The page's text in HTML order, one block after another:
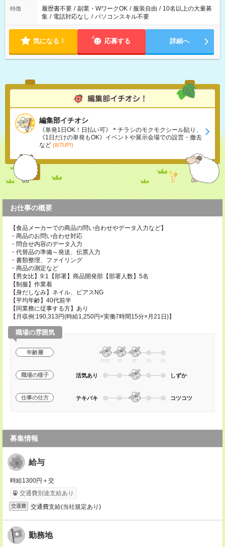
特徴 履歴書不要 / 副業・WワークOK / 服装自由 / 10名以上の大量募
集 / 電話対応なし / パソコンスキル不要
気になる！ 応募する 詳細へ
編集部イチオシ
《単発1日OK！日払い可》＊チラシのモクモクシール貼り、
《1日だけの単発もOK》イベントや展示会場での設営・撤去
など (8/7UP!)
お仕事の概要
【食品メーカーでの商品の問い合わせやデータ入力など】
・商品のお問い合わせ対応
・問合せ内容のデータ入力
・代替品の準備～発送、伝票入力
・書類整理、ファイリング
・商品の測定など
【男女比】9:1【部署】商品開発部【部署人数】5名
【制服】作業着
【身だしなみ】ネイル、ピアスNG
【平均年齢】40代前半
【同業務に従事する方】あり
【月収例:190,313円(時給1,250円×実働7時間15分×月21日)】
職場の雰囲気
年齢層
20代 30 40 50 60
職場の様子 活気あり しずか
仕事の仕方 テキパキ コツコツ
募集情報
給与
時給1300円＋交
交通費別途支給あり
交通費 交通費支給(当社規定あり)
勤務地